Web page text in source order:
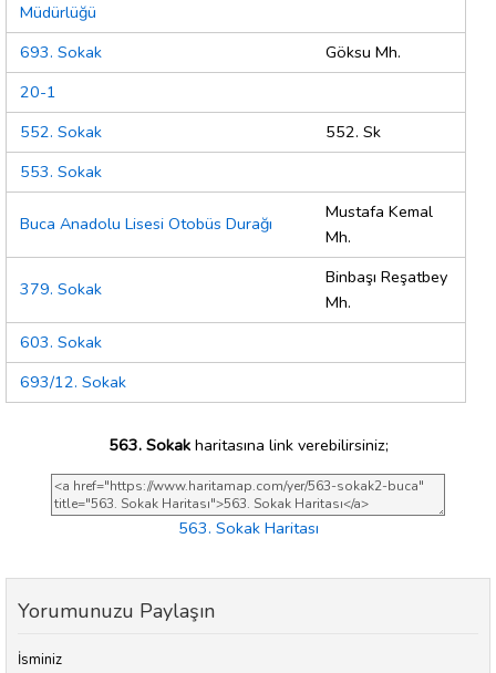
Müdürlüğü
693. Sokak
Göksu Mh.
20-1
552. Sokak
552. Sk
553. Sokak
Buca Anadolu Lisesi Otobüs Durağı
Mustafa Kemal
Mh.
379. Sokak
Binbaşı Reşatbey
Mh.
603. Sokak
693/12. Sokak
563. Sokakharitasına link verebilirsiniz;
563. Sokak Haritası
Yorumunuzu Paylaşın
İsminiz